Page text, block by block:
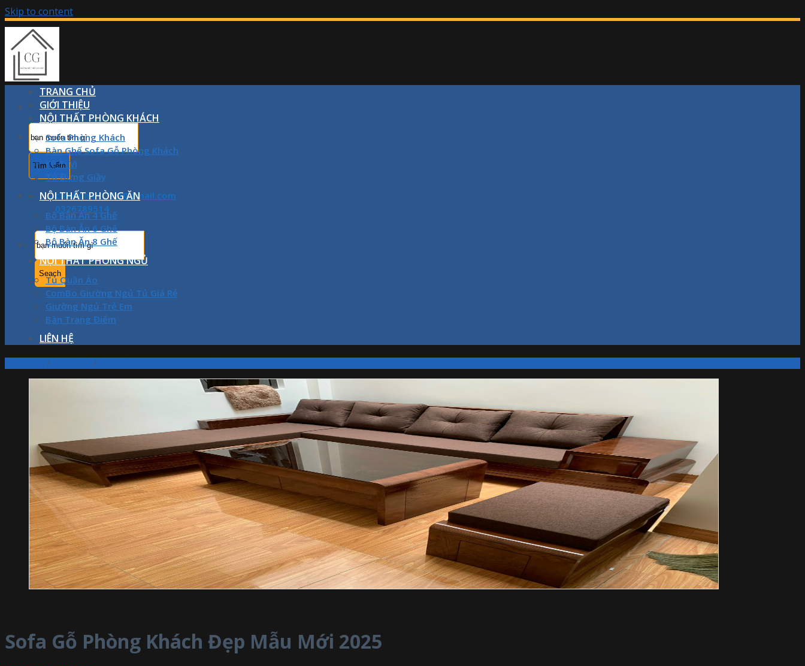
Skip to content
chinhphan1709@gmail.com
0326789514
TRANG CHỦ
GIỚI THIỆU
NỘI THẤT PHÒNG KHÁCH
Sofa Phòng Khách
Bàn Ghế Sofa Gỗ Phòng Khách
Kệ Ti Vi
Tủ Đựng Giầy
NỘI THẤT PHÒNG ĂN
Bộ Bàn Ăn 4 Ghế
Bộ Bàn Ăn 6 Ghế
Bộ Bàn Ăn 8 Ghế
NỘI THẤT PHÒNG NGỦ
Tủ Quần Áo
ComBo Giường Ngủ Tủ Giá Rẻ
Giường Ngủ Trẻ Em
Bàn Trang Điểm
LIÊN HỆ
/ /
Sofa Gỗ Phòng Khách Đẹp Mẫu Mới 2025